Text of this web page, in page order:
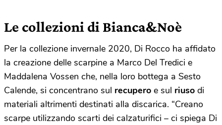
Le collezioni di Bianca&Noè
Per la collezione invernale 2020, Di Rocco ha affidato
la creazione delle scarpine a Marco Del Tredici e
Maddalena Vossen che, nella loro bottega a Sesto
Calende, si concentrano sul recupero e sul riuso di
materiali altrimenti destinati alla discarica. “Creano
scarpe utilizzando scarti dei calzaturifici – ci spiega Di